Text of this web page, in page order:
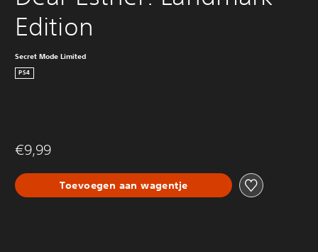
Edition
Secret Mode Limited
PS4
€9,99
Toevoegen aan wagentje